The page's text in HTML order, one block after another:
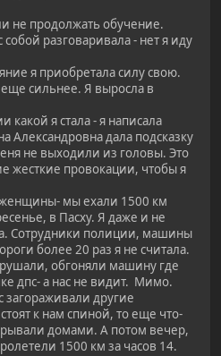
не продолжать обучение.
разговаривала - нет я иду
я приобретала силу свою.
сильнее. Я выросла в
какой я стала - я написала
Александровна дала подсказку
не выходили из головы. Это
жесткие провокации, чтобы я
мы ехали 1500 км
в Пасху. Я даже и не
Сотрудники полиции, машины
более 20 раз я не считала.
обгоняли машину где
дпс- а нас не видит. Мимо.
загораживали другие
к нам спиной, то еще что-
домами. А потом вечер,
1500 км за часов 14.